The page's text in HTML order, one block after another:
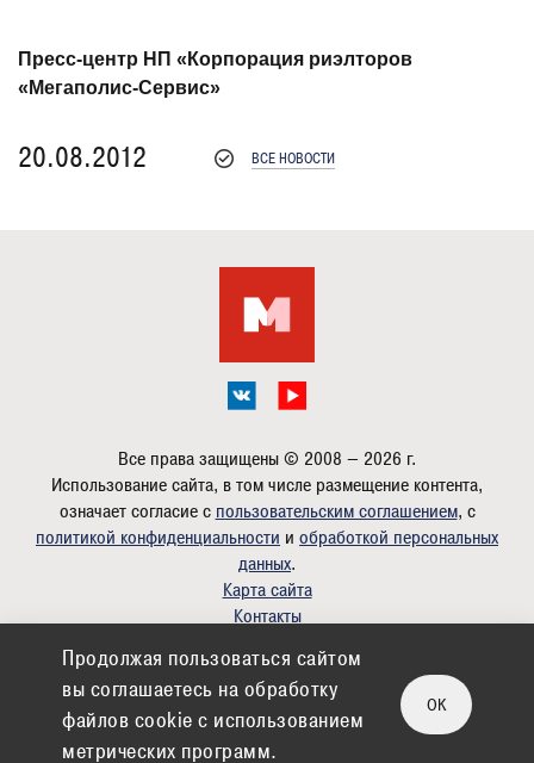
Пресс-центр НП «Корпорация риэлторов
«Мегаполис-Сервис»
20.08.2012 ВСЕ НОВОСТИ
Все права защищены © 2008 — 2026 г.
Использование сайта, в том числе размещение контента,
означает согласие с пользовательским соглашением, с
политикой конфиденциальности и обработкой персональных
данных.
Карта сайта
Контакты
romanlazarev.com
Партнер: Фитнес в Электростали
Продолжая пользоваться сайтом
вы соглашаетесь на обработку
файлов cookie c использованием
метрических программ.
OK